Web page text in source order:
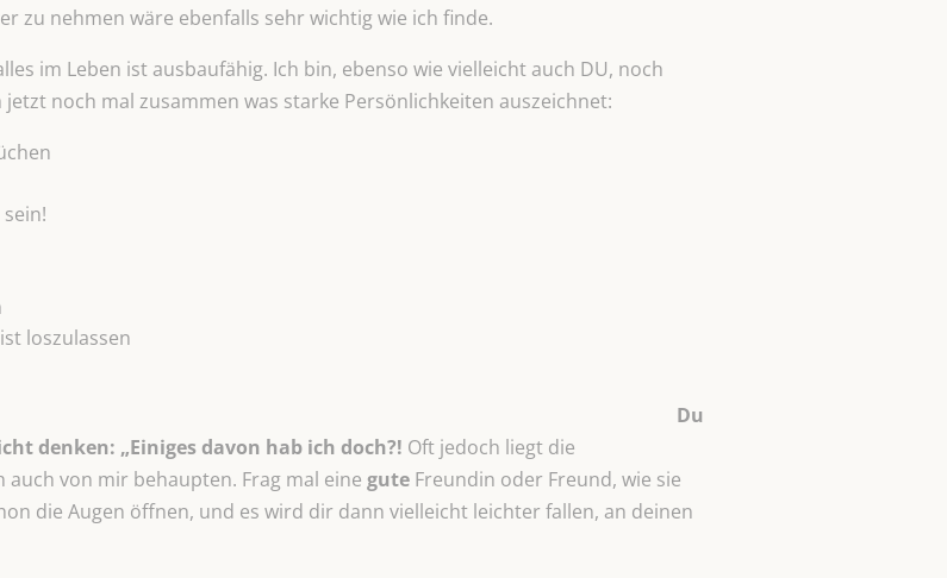
zu nehmen wäre ebenfalls sehr wichtig wie ich finde.
im Leben ist ausbaufähig. Ich bin, ebenso wie vielleicht auch DU, noch
noch mal zusammen was starke Persönlichkeiten auszeichnet:
loszulassen
Du
denken: „Einiges davon hab ich doch?! Oft jedoch liegt die
auch von mir behaupten. Frag mal eine guteFreundin oder Freund, wie sie
die Augen öffnen, und es wird dir dann vielleicht leichter fallen, an deinen